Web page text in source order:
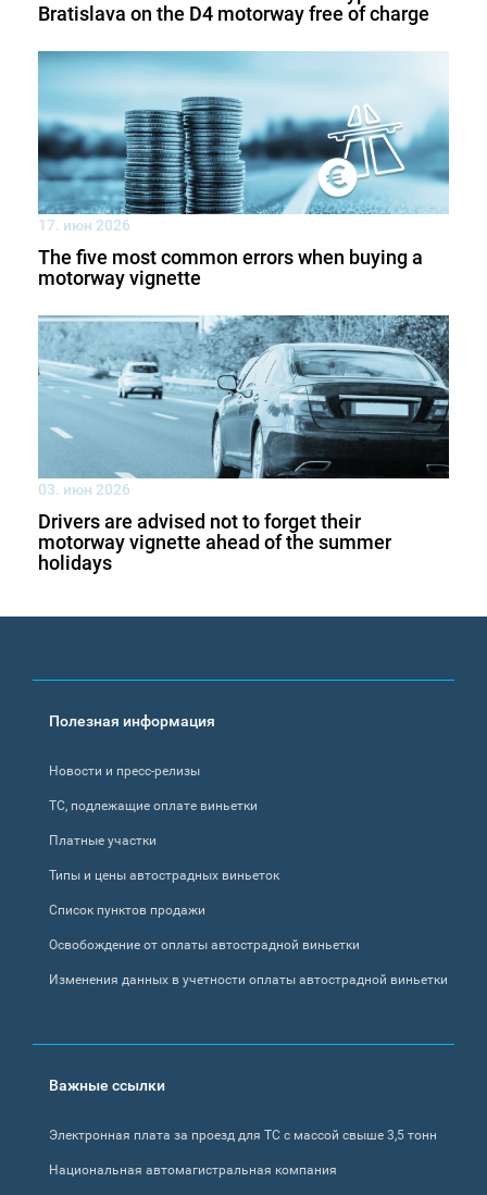
Bratislava on the D4 motorway free of charge
17. июн 2026
The five most common errors when buying a
motorway vignette
03. июн 2026
Drivers are advised not to forget their
motorway vignette ahead of the summer
holidays
Footer
Полезная информация
Новости и пресс-релизы
ТС, подлежащие оплате виньетки
Платные участки
Типы и цены автострадных виньеток
Список пунктов продажи
Освобождение от оплаты автострадной виньетки
Изменения данных в учетности оплаты автострадной виньетки
Важные ссылки
Электронная плата за проезд для ТС с массой свыше 3,5 тонн
Национальная автомагистральная компания